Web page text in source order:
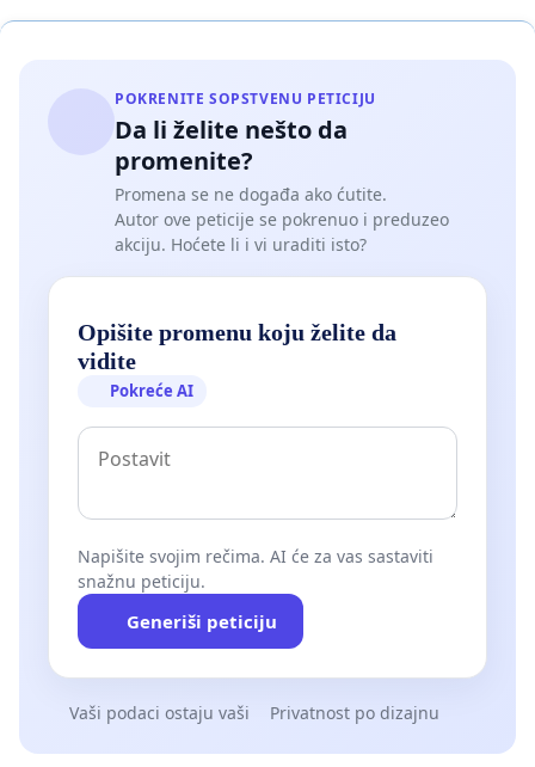
POKRENITE SOPSTVENU PETICIJU
Da li želite nešto da
promenite?
Promena se ne događa ako ćutite.
Autor ove peticije se pokrenuo i preduzeo
akciju. Hoćete li i vi uraditi isto?
Opišite promenu koju želite da
vidite
Pokreće AI
Napišite svojim rečima. AI će za vas sastaviti
snažnu peticiju.
Generiši peticiju
Vaši podaci ostaju vaši Privatnost po dizajnu